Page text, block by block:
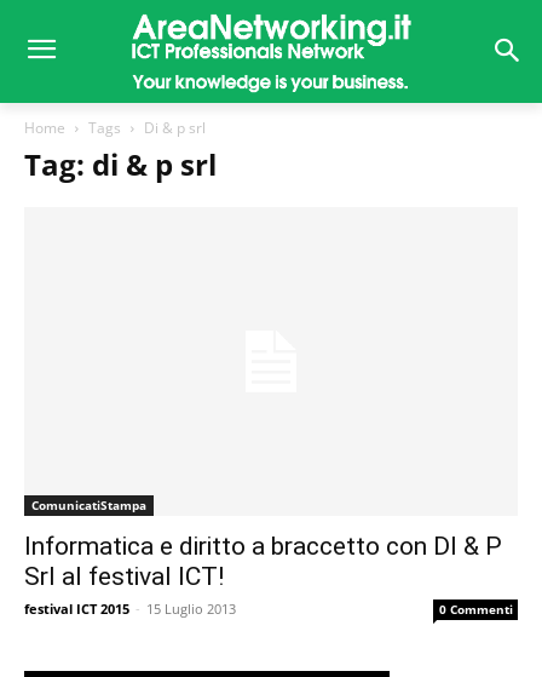
Home Tags Di & p srl
Tag: di & p srl
ComunicatiStampa
Informatica e diritto a braccetto con DI & P
Srl al festival ICT!
festival ICT 2015 - 15 Luglio 2013 0 Commenti